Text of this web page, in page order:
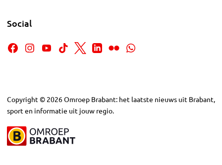
Social
Copyright © 2026Omroep Brabant: het laatste nieuws uit Brabant,
sport en informatie uit jouw regio.